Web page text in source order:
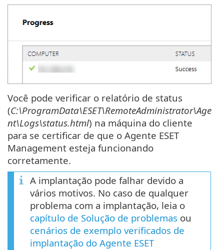
Você pode verificar o relatório de status
(C:\ProgramData\ESET\RemoteAdministrator\Age
nt\Logs\status.html) na máquina do cliente
para se certificar de que o Agente ESET
Management esteja funcionando
corretamente.
A implantação pode falhar devido a
vários motivos. No caso de qualquer
problema com a implantação, leia o
capítulo de Solução de problemas ou
cenários de exemplo verificados de
implantação do Agente ESET